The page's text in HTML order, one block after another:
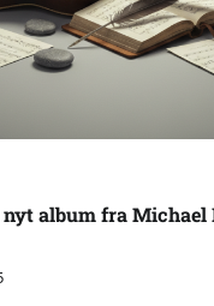
album fra Michael